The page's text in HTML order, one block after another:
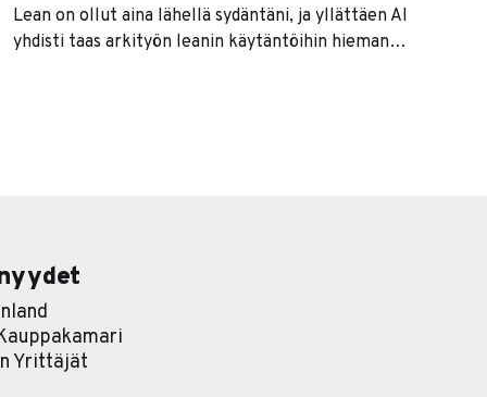
Lean on ollut aina lähellä sydäntäni, ja yllättäen AI
yhdisti taas arkityön leanin käytäntöihin hieman
Yrittäjät